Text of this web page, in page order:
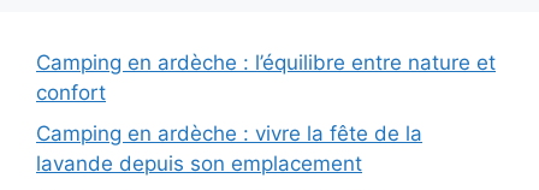
Camping en ardèche : l’équilibre entre nature et
confort
Camping en ardèche : vivre la fête de la
lavande depuis son emplacement